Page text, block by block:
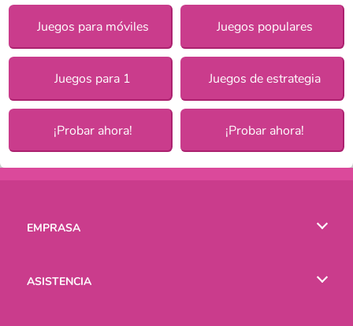
Juegos para móviles Juegos populares
Juegos para 1 Juegos de estrategia
¡Probar ahora! ¡Probar ahora!
EMPRASA
ASISTENCIA